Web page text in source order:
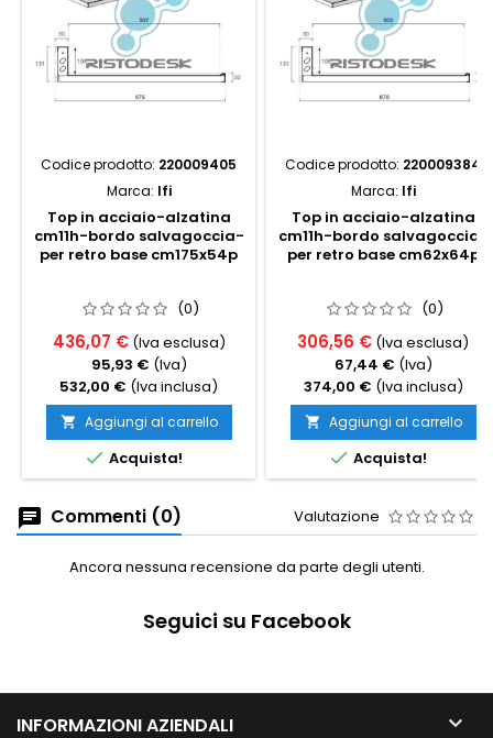
Codice prodotto: 220009405
Marca: Ifi
Top in acciaio-alzatina
cm11h-bordo salvagoccia-
per retro base cm175x54p
(0)
436,07 € (Iva esclusa)
95,93 € (Iva)
532,00 € (Iva inclusa)
 Aggiungi al carrello
 Acquista!
Codice prodotto: 220009384
Marca: Ifi
Top in acciaio-alzatina
cm11h-bordo salvagoccia-
per retro base cm62x64p
(0)
306,56 € (Iva esclusa)
67,44 € (Iva)
374,00 € (Iva inclusa)
 Aggiungi al carrello
 Acquista!
Commenti (0) Valutazione
Ancora nessuna recensione da parte degli utenti.
Seguici su Facebook
INFORMAZIONI AZIENDALI 